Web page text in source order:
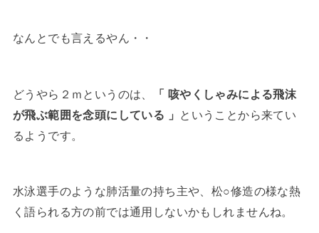
なんとでも言えるやん・・
どうやら２ｍというのは、
「 咳やくしゃみによる飛沫
が飛ぶ範囲を念頭にしている 」
ということから来てい
るようです。
水泳選手のような肺活量の持ち主や、松○修造の様な熱
く語られる方の前では通用しないかもしれませんね。